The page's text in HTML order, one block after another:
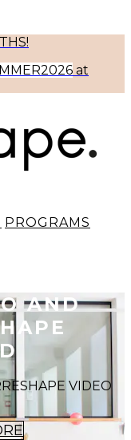
at
PROGRAMS
AND
VIDEO